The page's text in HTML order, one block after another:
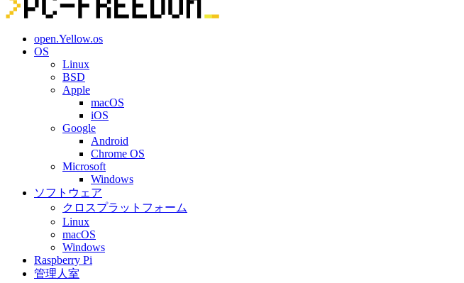
open.Yellow.os
OS
Linux
BSD
Apple
macOS
iOS
Google
Android
Chrome OS
Microsoft
Windows
ソフトウェア
クロスプラットフォーム
Linux
macOS
Windows
Raspberry Pi
管理人室